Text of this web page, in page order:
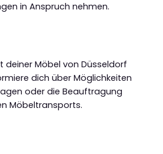
in Anspruch nehmen.
deiner Möbel von Düsseldorf
dich über Möglichkeiten
oder die Beauftragung
Möbeltransports.